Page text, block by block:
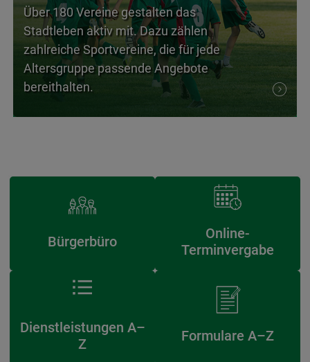
Über 180 Vereine gestalten das
Stadtleben aktiv mit. Dazu zählen
zahlreiche Sportvereine, die für jede
Altersgruppe passende Angebote
bereithalten.
Bürgerbüro
Online-
Terminvergabe
Dienstleistungen A–
Z
Formulare A–Z